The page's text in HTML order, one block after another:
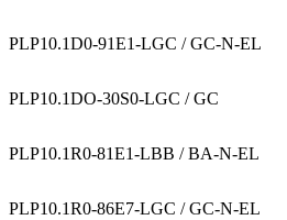
PLP10.1D0-91E1-LGC / GC-N-EL
PLP10.1DO-30S0-LGC / GC
PLP10.1R0-81E1-LBB / BA-N-EL
PLP10.1R0-86E7-LGC / GC-N-EL